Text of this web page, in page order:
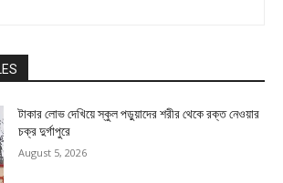
টাকার লোভ দেখিয়ে স্কুল পড়ুয়াদের শরীর থেকে রক্ত নেওয়ার
চক্র দুর্গাপুরে
August 5, 2026